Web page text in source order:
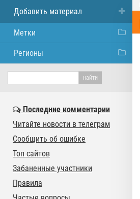
Добавить материал
Метки
Регионы
Последние комментарии
Читайте новости в телеграм
Сообщить об ошибке
Топ сайтов
Забаненные участники
Правила